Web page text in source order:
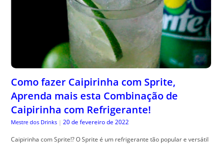
Como fazer Caipirinha com Sprite,
Aprenda mais esta Combinação de
Caipirinha com Refrigerante!
Mestre dos Drinks | 20 de fevereiro de 2022
Caipirinha com Sprite!? O Sprite é um refrigerante tão popular e versátil